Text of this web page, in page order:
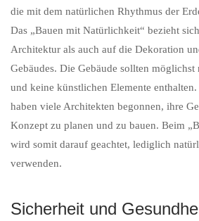
die mit dem natürlichen Rhythmus der
Das „Bauen mit Natürlichkeit“ bezieht
Architektur als auch auf die Dekoration
Gebäudes. Die Gebäude sollten möglichst
und keine künstlichen Elemente
haben viele Architekten begonnen, ihre
Konzept zu planen und zu bauen. Beim
wird somit darauf geachtet, lediglich
verwenden.
Sicherheit und